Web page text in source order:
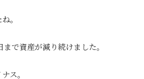
。
で資産が減り続けました。
ス。